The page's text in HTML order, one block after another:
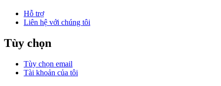
Hỗ trợ
Liên hệ với chúng tôi
Tùy chọn
Tùy chọn email
Tài khoản của tôi